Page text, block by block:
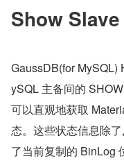
Show
GaussDB(for MySQL)
ySQL 主备间的
可以直观地获取
态。这些状态信息除
了当前复制的 BinLog